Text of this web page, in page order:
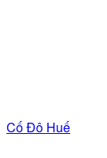
Cố Đô Huế